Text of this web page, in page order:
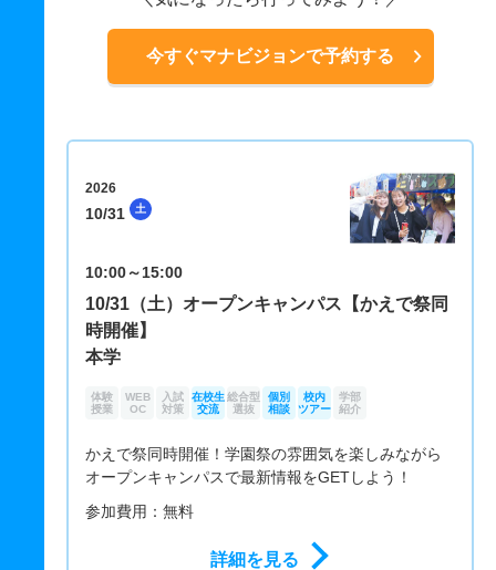
今すぐマナビジョンで予約する
2026
10/31 土
10:00～15:00
10/31（土）オープンキャンパス【かえで祭同
時開催】
本学
体験
授業
WEB
OC
入試
対策
在校生
交流
総合型
選抜
個別
相談
校内
ツアー
学部
紹介
かえで祭同時開催！学園祭の雰囲気を楽しみながら
オープンキャンパスで最新情報をGETしよう！
参加費用：無料
詳細を見る